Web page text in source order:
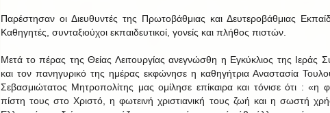
Παρέστησαν οι Διευθυντές της Πρωτοβάθμιας και Δευτεροβάθμιας
Καθηγητές, συνταξιούχοι εκπαιδευτικοί, γονείς και πλήθος πιστών.
Μετά το πέρας της Θείας Λειτουργίας ανεγνώσθη η Εγκύκλιος της Ιεράς
και τον πανηγυρικό της ημέρας εκφώνησε η καθηγήτρια Αναστασία
Σεβασμιώτατος Μητροπολίτης μας ομίλησε επίκαιρα και τόνισε ότι : «η
πίστη τους στο Χριστό, η φωτεινή χριστιανική τους ζωή και η σωστή